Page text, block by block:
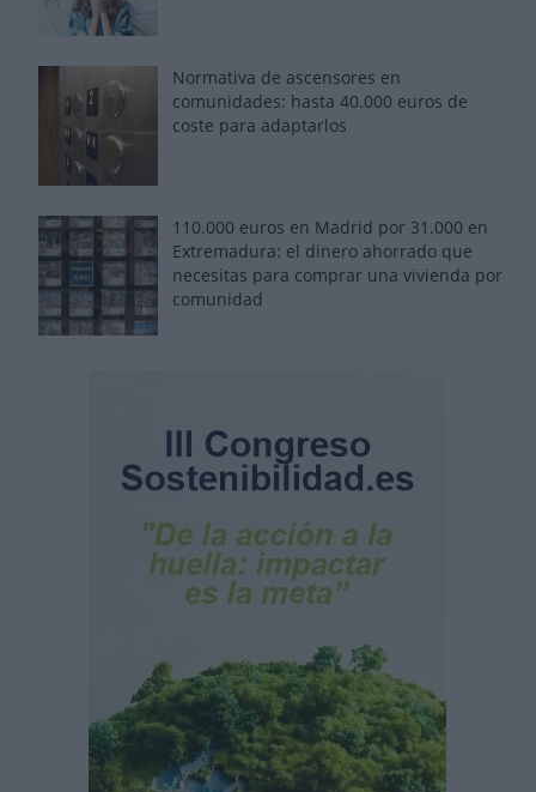
Normativa de ascensores en
comunidades: hasta 40.000 euros de
coste para adaptarlos
110.000 euros en Madrid por 31.000 en
Extremadura: el dinero ahorrado que
necesitas para comprar una vivienda por
comunidad